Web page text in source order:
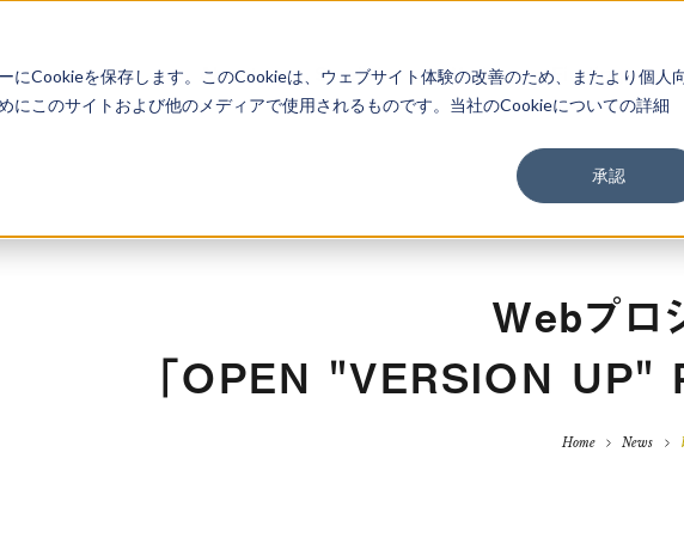
にCookieを保存します。このCookieは、ウェブサイト体験の改善のため、またより個人
にこのサイトおよび他のメディアで使用されるものです。当社のCookieについての詳細
承認
About Service Work Findings
Webプロ
「OPEN "VERSION UP"
Home News